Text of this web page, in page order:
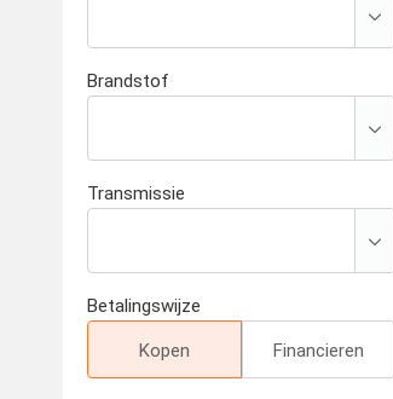
Brandstof
Transmissie
Betalingswijze
Kopen Financieren